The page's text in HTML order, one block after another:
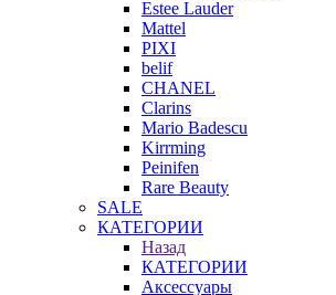
Estee Lauder
Mattel
PIXI
belif
CHANEL
Clarins
Mario Badescu
Kirrming
Peinifen
Rare Beauty
SALE
КАТЕГОРИИ
Назад
КАТЕГОРИИ
Аксессуары